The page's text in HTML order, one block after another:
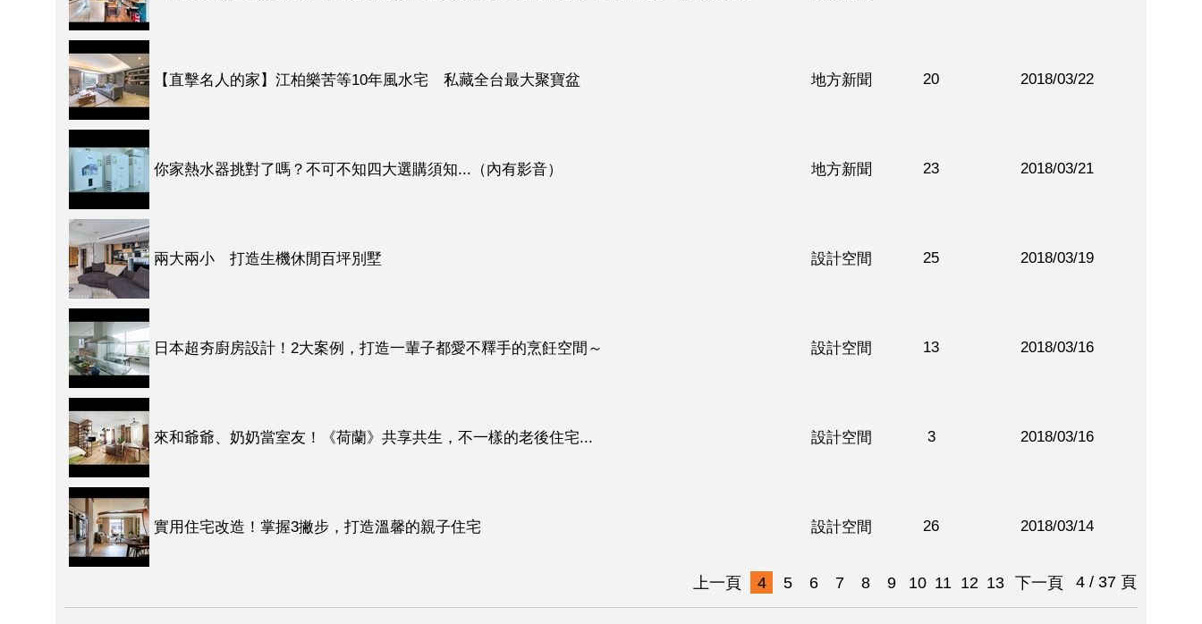
【直擊名人的家】江柏樂苦等10年風水宅 私藏全台最大聚寶盆 地方新聞 20 2018/03/22
你家熱水器挑對了嗎？不可不知四大選購須知...（內有影音） 地方新聞 23 2018/03/21
兩大兩小 打造生機休閒百坪別墅 設計空間 25 2018/03/19
日本超夯廚房設計！2大案例，打造一輩子都愛不釋手的烹飪空間～ 設計空間 13 2018/03/16
來和爺爺、奶奶當室友！《荷蘭》共享共生，不一樣的老後住宅... 設計空間 3 2018/03/16
實用住宅改造！掌握3撇步，打造溫馨的親子住宅 設計空間 26 2018/03/14
上一頁 4 5 6 7 8 9 10 11 12 13 下一頁 4 / 37 頁